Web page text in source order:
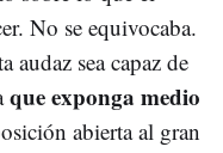
No se equivocaba.
audaz sea capaz de
que exponga medio
abierta al gran